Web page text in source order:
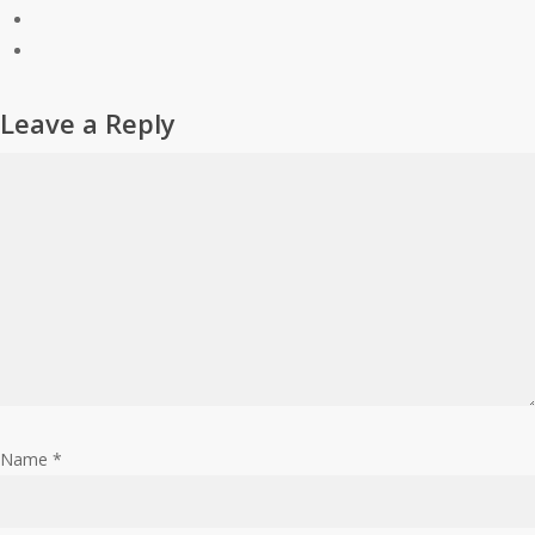
Leave a Reply
Name *